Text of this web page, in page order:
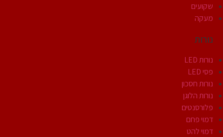
שקועים
מעקה
נורות
נורות LED
פסי LED
נורות חסכון
נורות הלוגן
פלורסנטים
דמוי פחם
דמוי להט